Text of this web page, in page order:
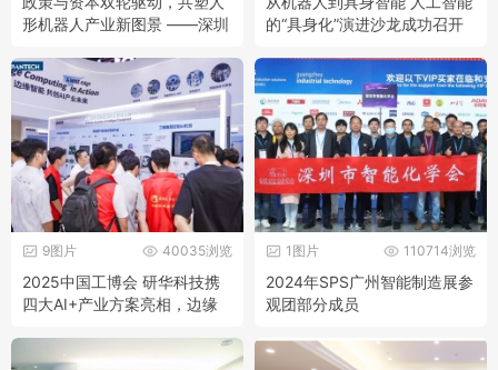
形机器人产业新图景 ——深圳
沙龙成功举办
的“具身化”演进沙龙成功召开
堂-人形机器人与具身智能发展
沙龙（第1期）
40035浏览
9图片
2025中国工博会 研华科技携
四大AI+产业方案亮相，边缘
110714浏览
1图片
2024年SPS广州智能制造展参
观团部分成员